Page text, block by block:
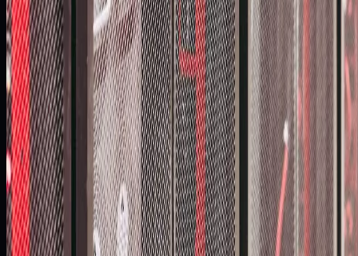
Dwukierunkowa replikacja
Architektura pozwala na bezpieczne przełączenia i wspiera
scenariusze awaryjne oraz testy rollbacku.
Wyższa wydajność i gotowość do DR
Nowe środowisko zwiększyło sprawność działania systemów
poprawiło ich przygotowanie pod high availability oraz disaster
recovery.
Zmagasz się z podobnym wyzwaniem?